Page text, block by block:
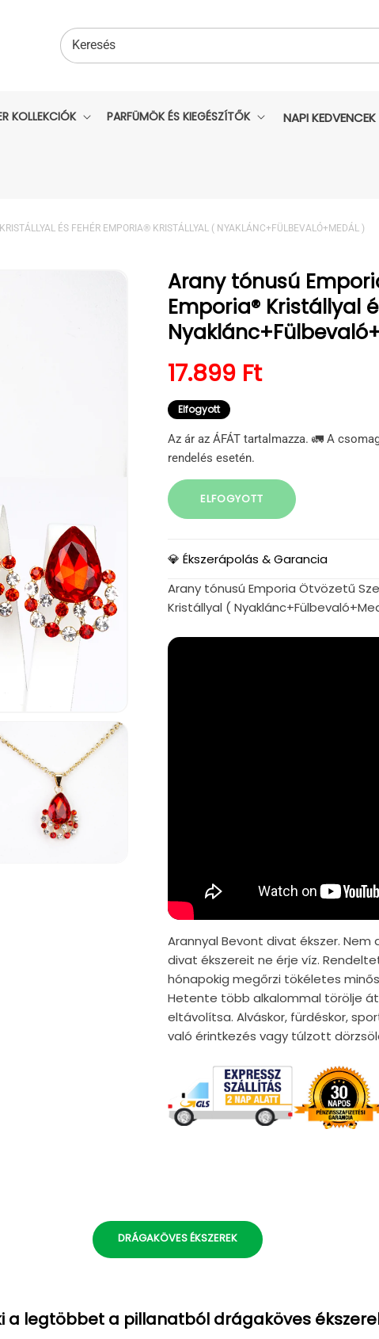
Keresés
KOLLEKCIÓK PARFÜMÖK ÉS KIEGÉSZÍTŐK NAPI KEDVENCEK
ÉS FEHÉR EMPORIA® KRISTÁLLYAL ( NYAKLÁNC+FÜLBEVALÓ+MEDÁL )
Arany tónusú
Emporia® Kristállyal
Normál ár
17.899 Ft
Elfogyott
Az ár az ÁFÁT tartalmazza. 🚛 A
rendelés esetén.
ELFOGYOTT
💎 Ékszerápolás & Garancia
Arany tónusú Emporia Ötvözetű
Kristállyal (
Arannyal Bevont divat ékszer.
divat ékszereit ne érje víz.
hónapokig megőrzi tökéletes
Hetente több alkalommal törölje
eltávolítsa. Alváskor, fürdéskor,
való érintkezés vagy túlzott
DRÁGAKÖVES ÉKSZEREK
a legtöbbet a pillanatból drágaköves